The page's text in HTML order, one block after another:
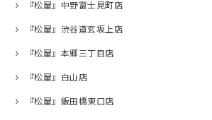
『松屋』中野富士見町店
『松屋』渋谷道玄坂上店
『松屋』本郷三丁目店
『松屋』白山店
『松屋』飯田橋東口店